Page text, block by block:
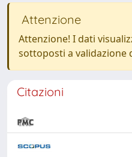
Attenzione
Attenzione! I dati
sottoposti a validazione
Citazioni